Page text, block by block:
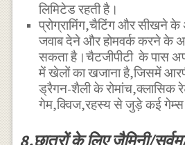
लिमिटेड रहती है।
प्रोग्रामिंग,चैटिंग और सीखने
जवाब देने और होमवर्क करने के
सकता है।चैटजीपीटी के पास
में खेलों का खजाना है,जिसमें
ड्रैगन-शैली के रोमांच,क्लासिक
गेम,क्विज,रहस्य से जुड़े कई गेम्स